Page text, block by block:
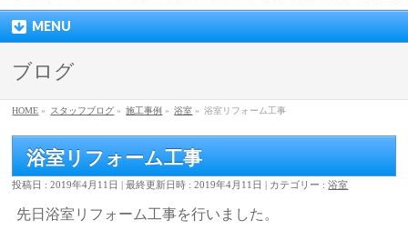
MENU
ブログ
HOME » スタッフブログ » 施工事例 » 浴室 » 浴室リフォーム工事
浴室リフォーム工事
投稿日 : 2019年4月11日 最終更新日時 : 2019年4月11日 カテゴリー :浴室
先日浴室リフォーム工事を行いました。